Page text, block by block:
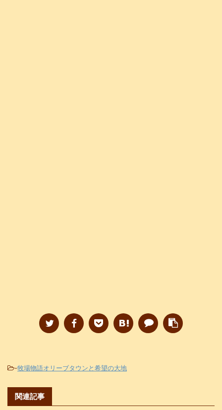
-牧場物語オリーブタウンと希望の大地
関連記事